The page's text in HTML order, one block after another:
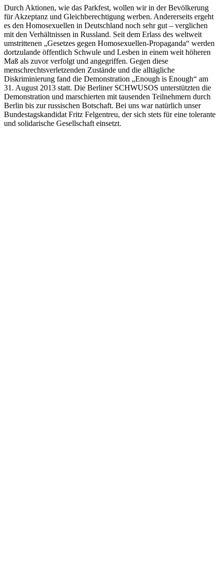
Durch Aktionen, wie das Parkfest, wollen wir in der Bevölkerung
für Akzeptanz und Gleichberechtigung werben. Andererseits ergeht
es den Homosexuellen in Deutschland noch sehr gut – verglichen
mit den Verhältnissen in Russland. Seit dem Erlass des weltweit
umstrittenen „Gesetzes gegen Homosexuellen-Propaganda“ werden
dortzulande öffentlich Schwule und Lesben in einem weit höheren
Maß als zuvor verfolgt und angegriffen. Gegen diese
menschrechtsverletzenden Zustände und die alltägliche
Diskriminierung fand die Demonstration „Enough is Enough“ am
31. August 2013 statt. Die Berliner SCHWUSOS unterstützten die
Demonstration und marschierten mit tausenden Teilnehmern durch
Berlin bis zur russischen Botschaft. Bei uns war natürlich unser
Bundestagskandidat Fritz Felgentreu, der sich stets für eine tolerante
und solidarische Gesellschaft einsetzt.